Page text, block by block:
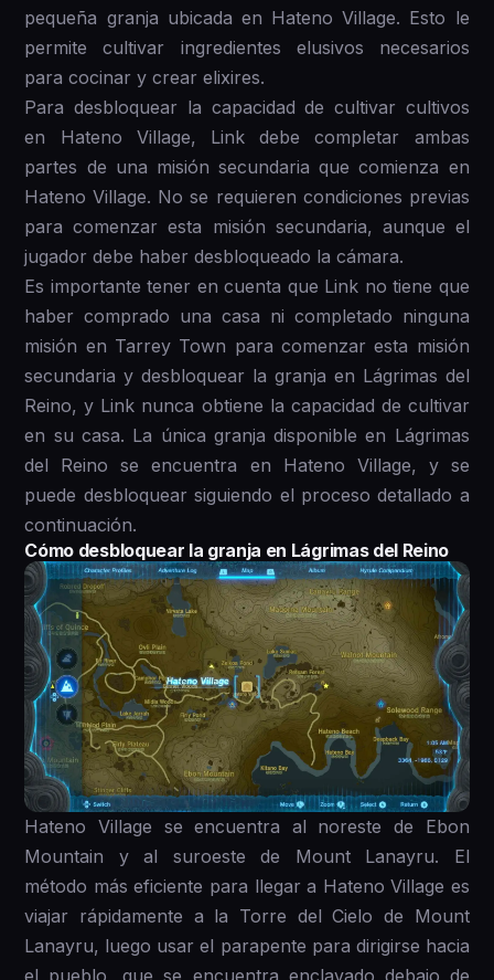
pequeña granja ubicada en Hateno Village. Esto le
permite cultivar ingredientes elusivos necesarios
para cocinar y crear elixires.
Para desbloquear la capacidad de cultivar cultivos
en Hateno Village, Link debe completar ambas
partes de una misión secundaria que comienza en
Hateno Village. No se requieren condiciones previas
para comenzar esta misión secundaria, aunque el
jugador debe haber desbloqueado la cámara.
Es importante tener en cuenta que Link no tiene que
haber comprado una casa ni completado ninguna
misión en Tarrey Town para comenzar esta misión
secundaria y desbloquear la granja en Lágrimas del
Reino, y Link nunca obtiene la capacidad de cultivar
en su casa. La única granja disponible en Lágrimas
del Reino se encuentra en Hateno Village, y se
puede desbloquear siguiendo el proceso detallado a
continuación.
Cómo desbloquear la granja en Lágrimas del Reino
Hateno Village se encuentra al noreste de Ebon
Mountain y al suroeste de Mount Lanayru. El
método más eficiente para llegar a Hateno Village es
viajar rápidamente a la Torre del Cielo de Mount
Lanayru, luego usar el parapente para dirigirse hacia
el pueblo, que se encuentra enclavado debajo de